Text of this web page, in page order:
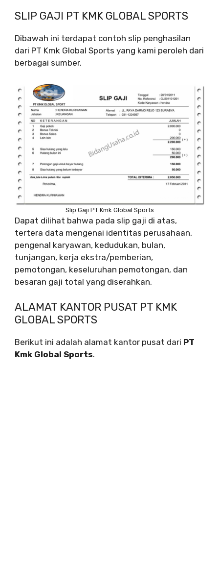
SLIP GAJI PT KMK GLOBAL SPORTS
Dibawah ini terdapat contoh slip penghasilan
dari PT Kmk Global Sports yang kami peroleh dari
berbagai sumber.
Slip Gaji PT Kmk Global Sports
Dapat dilihat bahwa pada slip gaji di atas,
tertera data mengenai identitas perusahaan,
pengenal karyawan, kedudukan, bulan,
tunjangan, kerja ekstra/pemberian,
pemotongan, keseluruhan pemotongan, dan
besaran gaji total yang diserahkan.
ALAMAT KANTOR PUSAT PT KMK
GLOBAL SPORTS
Berikut ini adalah alamat kantor pusat dari PT
Kmk Global Sports.